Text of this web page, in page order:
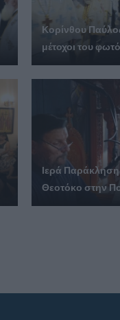
Κορίνθου
μέτοχοι του
Ιερά
Θεοτόκο στην